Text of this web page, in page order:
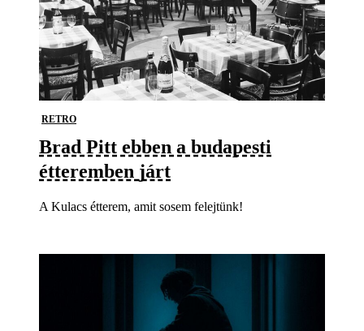
RETRO
Brad Pitt ebben a budapesti
étteremben járt
A Kulacs étterem, amit sosem felejtünk!